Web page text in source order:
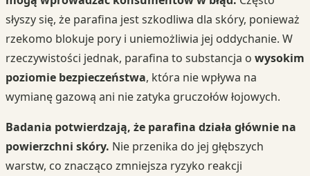
słyszy się, że parafina jest szkodliwa dla skóry, ponieważ
rzekomo blokuje pory i uniemożliwia jej oddychanie. W
rzeczywistości jednak, parafina to substancja o wysokim
poziomie bezpieczeństwa, która nie wpływa na
wymianę gazową ani nie zatyka gruczołów łojowych.
Badania potwierdzają, że parafina działa głównie na
powierzchni skóry. Nie przenika do jej głębszych
warstw, co znacząco zmniejsza ryzyko reakcji